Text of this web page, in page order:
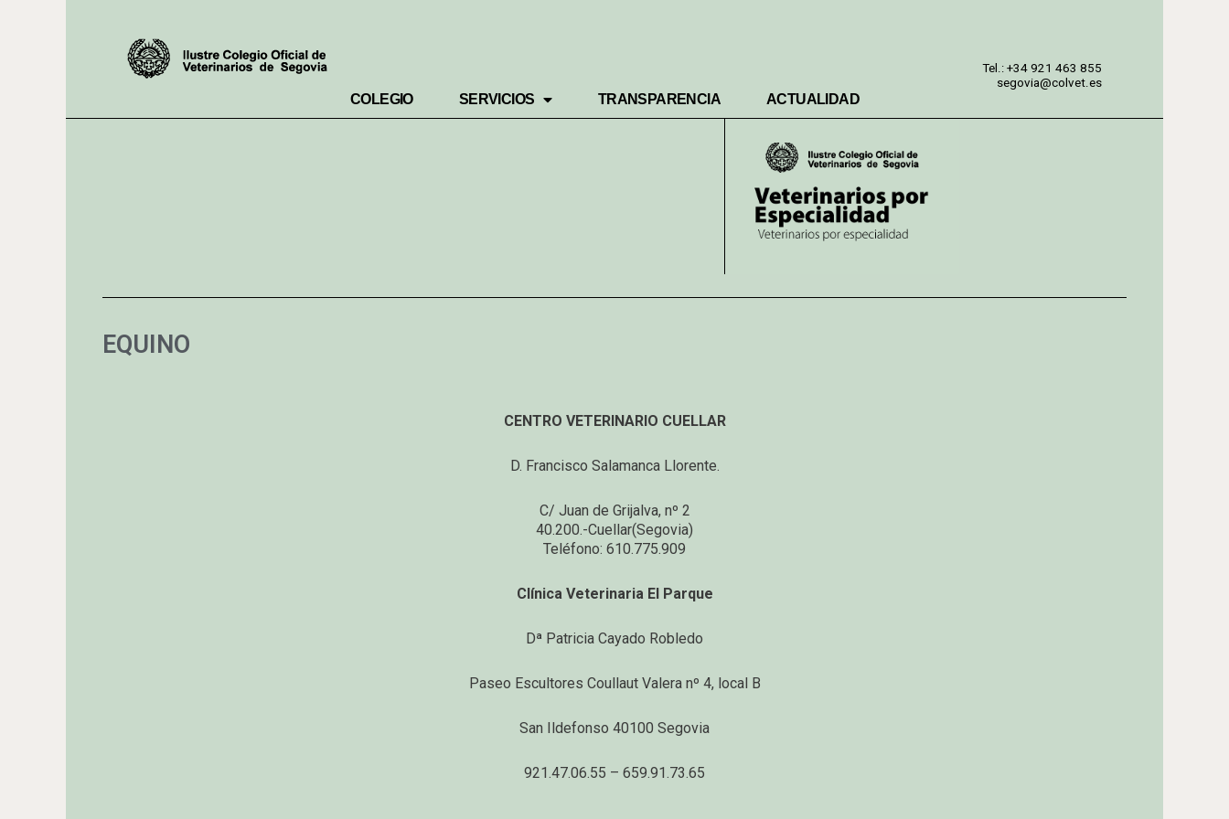
COLEGIO SERVICIOS TRANSPARENCIA ACTUALIDAD
Tel.: +34 921 463 855
segovia@colvet.es
EQUINO
CENTRO VETERINARIO CUELLAR
D. Francisco Salamanca Llorente.
C/ Juan de Grijalva, nº 2
40.200.-Cuellar(Segovia)
Teléfono: 610.775.909
Clínica Veterinaria El Parque
Dª Patricia Cayado Robledo
Paseo Escultores Coullaut Valera nº 4, local B
San Ildefonso 40100 Segovia
921.47.06.55 – 659.91.73.65